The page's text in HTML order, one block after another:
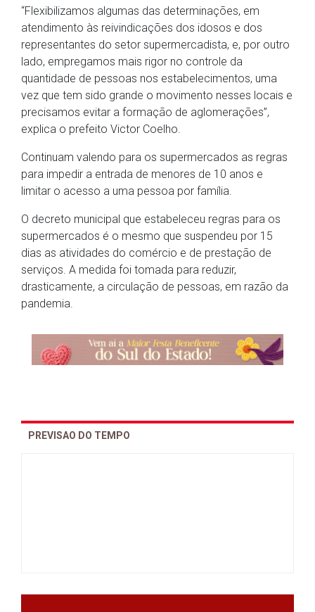
“Flexibilizamos algumas das determinações, em
atendimento às reivindicações dos idosos e dos
representantes do setor supermercadista, e, por outro
lado, empregamos mais rigor no controle da
quantidade de pessoas nos estabelecimentos, uma
vez que tem sido grande o movimento nesses locais e
precisamos evitar a formação de aglomerações”,
explica o prefeito Victor Coelho.
Continuam valendo para os supermercados as regras
para impedir a entrada de menores de 10 anos e
limitar o acesso a uma pessoa por família.
O decreto municipal que estabeleceu regras para os
supermercados é o mesmo que suspendeu por 15
dias as atividades do comércio e de prestação de
serviços. A medida foi tomada para reduzir,
drasticamente, a circulação de pessoas, em razão da
pandemia.
PREVISAO DO TEMPO